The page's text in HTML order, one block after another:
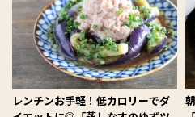
レンチンお手軽！低カロリーでダ